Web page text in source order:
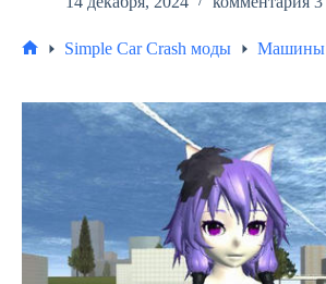
Simple Car Crash моды Машины